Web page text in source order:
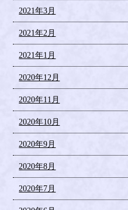
2021年3月
2021年2月
2021年1月
2020年12月
2020年11月
2020年10月
2020年9月
2020年8月
2020年7月